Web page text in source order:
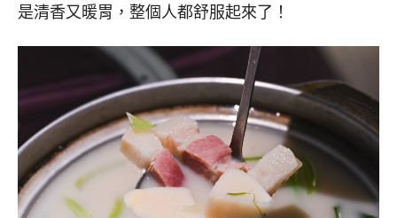
是清香又暖胃，整個人都舒服起來了！